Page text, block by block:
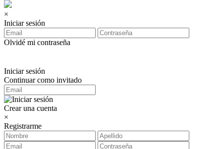
×
Iniciar sesión
Olvidé mi contraseña
Iniciar sesión
Continuar como invitado
Crear una cuenta
×
Registrarme